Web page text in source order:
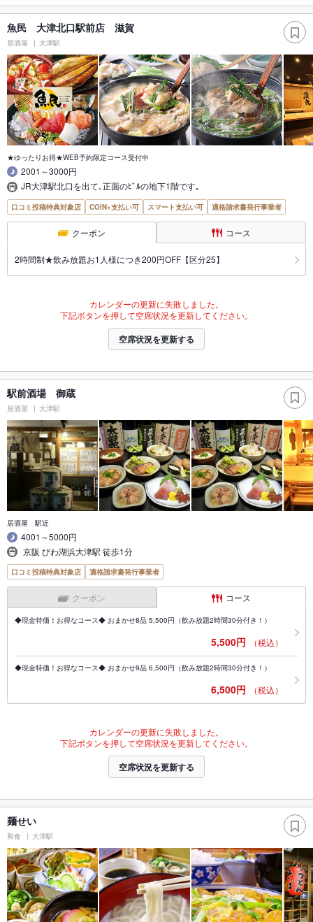
魚民 大津北口駅前店 滋賀
居酒屋 大津駅
★ゆったりお得★WEB予約限定コース受付中
2001～3000円
JR大津駅北口を出て､正面のﾋﾞﾙの地下1階です｡
口コミ投稿特典対象店 COIN+支払い可 スマート支払い可 適格請求書発行事業者
クーポン コース
2時間制★飲み放題お1人様につき200円OFF【区分25】
カレンダーの更新に失敗しました。
下記ボタンを押して空席状況を更新してください。
空席状況を更新する
駅前酒場 御蔵
居酒屋 大津駅
居酒屋 駅近
4001～5000円
京阪 びわ湖浜大津駅 徒歩1分
口コミ投稿特典対象店 適格請求書発行事業者
クーポン コース
◆現金特価！お得なコース◆ おまかせ8品 5,500円（飲み放題2時間30分付き！）
5,500円 （税込）
◆現金特価！お得なコース◆ おまかせ9品 6,500円（飲み放題2時間30分付き！）
6,500円 （税込）
カレンダーの更新に失敗しました。
下記ボタンを押して空席状況を更新してください。
空席状況を更新する
麺せい
和食 大津駅